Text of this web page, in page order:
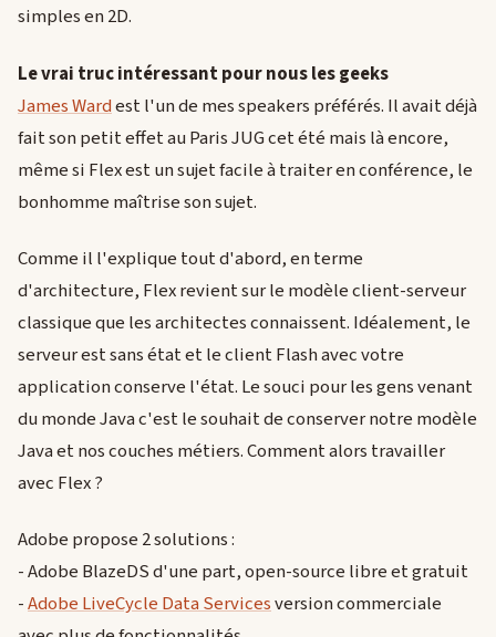
simples en 2D.
Le vrai truc intéressant pour nous les geeks
James Wardest l'un de mes speakers préférés. Il avait déjà
fait son petit effet au Paris JUG cet été mais là encore,
même si Flex est un sujet facile à traiter en conférence, le
bonhomme maîtrise son sujet.
Comme il l'explique tout d'abord, en terme
d'architecture, Flex revient sur le modèle client-serveur
classique que les architectes connaissent. Idéalement, le
serveur est sans état et le client Flash avec votre
application conserve l'état. Le souci pour les gens venant
du monde Java c'est le souhait de conserver notre modèle
Java et nos couches métiers. Comment alors travailler
avec Flex ?
Adobe propose 2 solutions :
- Adobe BlazeDS d'une part, open-source libre et gratuit
-Adobe LiveCycle Data Servicesversion commerciale